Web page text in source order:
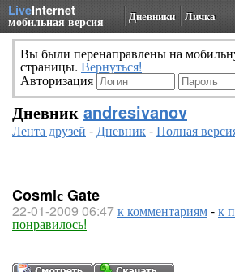
LiveInternet
мобильная версия Дневники Личка
Вы были перенаправлены на
страницы. Вернуться!
Авторизация
Дневник andresivanov
Лента друзей -Дневник-Полная
Cosmiс Gate
22-01-2009 06:47к комментариям-к
понравилось!